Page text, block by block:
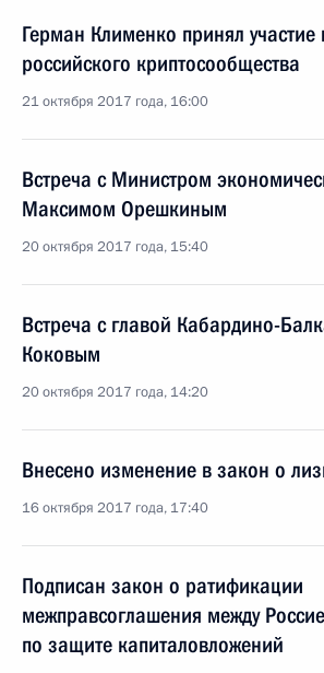
Герман Клименко принял участие
российского криптосообщества
21 октября 2017 года, 16:00
Встреча с Министром
Максимом Орешкиным
20 октября 2017 года, 15:40
Встреча с главой Кабардино-
Коковым
20 октября 2017 года, 14:20
Внесено изменение в закон о
16 октября 2017 года, 17:40
Подписан закон о ратификации
межправсоглашения между
по защите капиталовложений